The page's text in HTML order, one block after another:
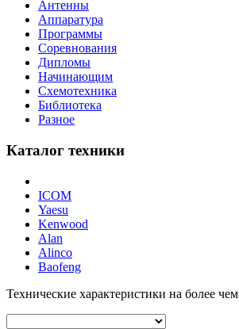
Антенны
Аппаратура
Программы
Соревнования
Дипломы
Начинающим
Схемотехника
Библиотека
Разное
Каталог техники
ICOM
Yaesu
Kenwood
Alan
Alinco
Baofeng
Технические характеристики на более чем